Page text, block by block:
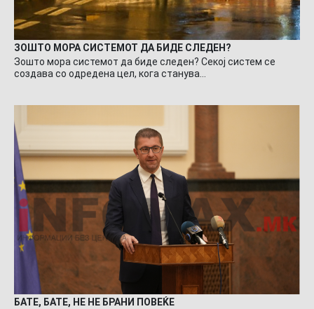
ЗОШТО МОРА СИСТЕМОТ ДА БИДЕ СЛЕДЕН?
Зошто мора системот да биде следен? Секој систем се
создава со одредена цел, кога станува…
БАТЕ, БАТЕ, НЕ НЕ БРАНИ ПОВЕЌЕ